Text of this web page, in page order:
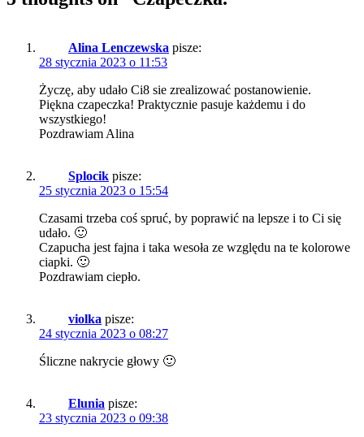
Alina Lenczewska pisze:
28 stycznia 2023 o 11:53
Życzę, aby udało Ci8 sie zrealizować postanowienie.
Piękna czapeczka! Praktycznie pasuje każdemu i do
wszystkiego!
Pozdrawiam Alina
Splocik pisze:
25 stycznia 2023 o 15:54
Czasami trzeba coś spruć, by poprawić na lepsze i to Ci się
udało. 🙂
Czapucha jest fajna i taka wesoła ze względu na te kolorowe
ciapki. 🙂
Pozdrawiam ciepło.
violka pisze:
24 stycznia 2023 o 08:27
Śliczne nakrycie głowy 🙂
Elunia pisze:
23 stycznia 2023 o 09:38